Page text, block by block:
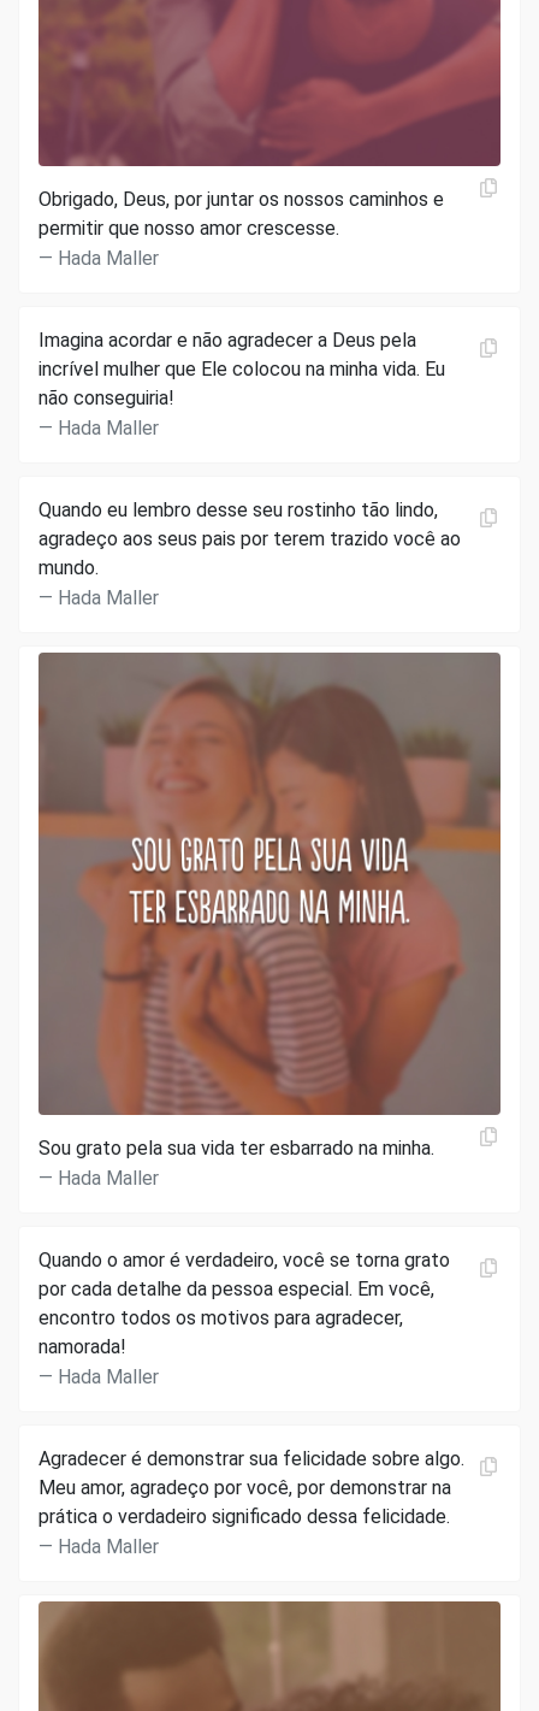
Obrigado, Deus, por juntar os nossos caminhos e
permitir que nosso amor crescesse.
Hada Maller
Imagina acordar e não agradecer a Deus pela
incrível mulher que Ele colocou na minha vida. Eu
não conseguiria!
Hada Maller
Quando eu lembro desse seu rostinho tão lindo,
agradeço aos seus pais por terem trazido você ao
mundo.
Hada Maller
Sou grato pela sua vida ter esbarrado na minha.
Hada Maller
Quando o amor é verdadeiro, você se torna grato
por cada detalhe da pessoa especial. Em você,
encontro todos os motivos para agradecer,
namorada!
Hada Maller
Agradecer é demonstrar sua felicidade sobre algo.
Meu amor, agradeço por você, por demonstrar na
prática o verdadeiro significado dessa felicidade.
Hada Maller